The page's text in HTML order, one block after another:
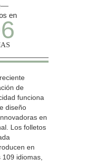
en
de
funciona
diseño
en
Los folletos
en
109 idiomas,